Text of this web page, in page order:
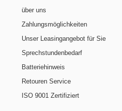
über uns
Zahlungsmöglichkeiten
Unser Leasingangebot für Sie
Sprechstundenbedarf
Batteriehinweis
Retouren Service
ISO 9001 Zertifiziert